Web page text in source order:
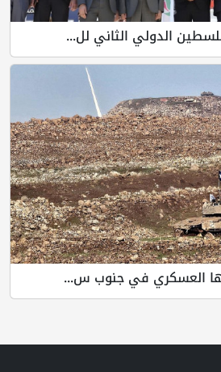
العسكري في جنوب س...